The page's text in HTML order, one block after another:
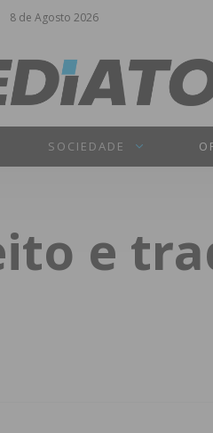
8 de Agosto 2026
SOCIEDADE
e